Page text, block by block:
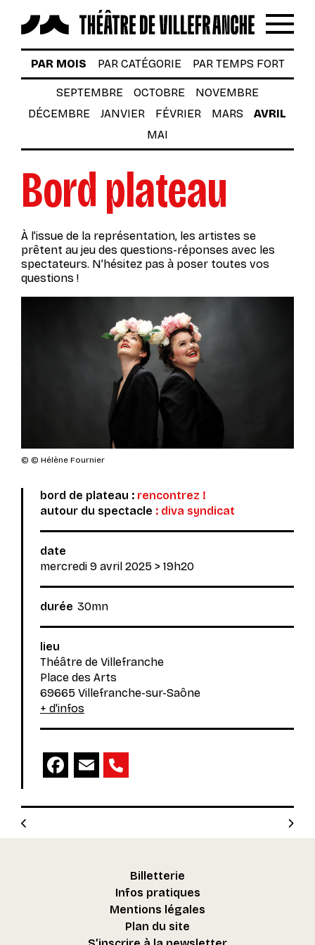
Menu
LES SPECTACLES
AUTOUR DES SPECTACLES
LE THÉÂTRE
ACTUALITÉS
BILLETTERIE
VOTRE VENUE AU THÉÂTRE
À TÉLÉCHARGER
S’INSCRIRE À LA NEWSLETTER
PAR MOIS PAR CATÉGORIE PAR TEMPS FORT
SEPTEMBRE OCTOBRE
NOVEMBRE
DÉCEMBRE
JANVIER FÉVRIER MARS
AVRIL
MAI
Bord plateau
À l’issue de la représentation, les artistes se
prêtent au jeu des questions-réponses avec les
spectateurs. N’hésitez pas à poser toutes vos
questions !
© © Hélène Fournier
bord de plateau : rencontrez !
autour du spectacle : diva syndicat
date
mercredi 9 avril 2025 > 19h20
durée 30mn
lieu
Théâtre de Villefranche
Place des Arts
69665 Villefranche-sur-Saône
+ d'infos
Billetterie
Infos pratiques
Mentions légales
Plan du site